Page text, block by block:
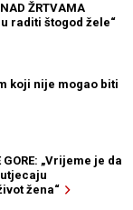
ŽRTVAMA
raditi štogod žele“
koji nije mogao biti
GORE: „Vrijeme je da
žena“